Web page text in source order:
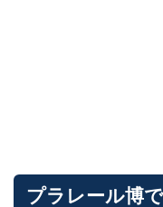
プラレール博